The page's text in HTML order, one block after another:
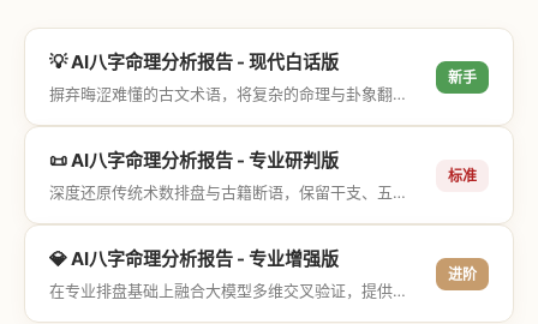
💡 AI八字命理分析报告 - 现代白话版
摒弃晦涩难懂的古文术语，将复杂的命理与卦象翻译成通俗易懂的现代大白话，直击结果与生活建议，零门槛轻松阅读。
新手
📜 AI八字命理分析报告 - 专业研判版
深度还原传统术数排盘与古籍断语，保留干支、五行与神煞等专业术语，适合追求严谨考证与具备易学基础的用户。
标准
💎 AI八字命理分析报告 - 专业增强版
在专业排盘基础上融合大模型多维交叉验证，提供更详尽的流年推演、应期运筹、象意深度剖析，以及全方位的运筹决策指导。
进阶